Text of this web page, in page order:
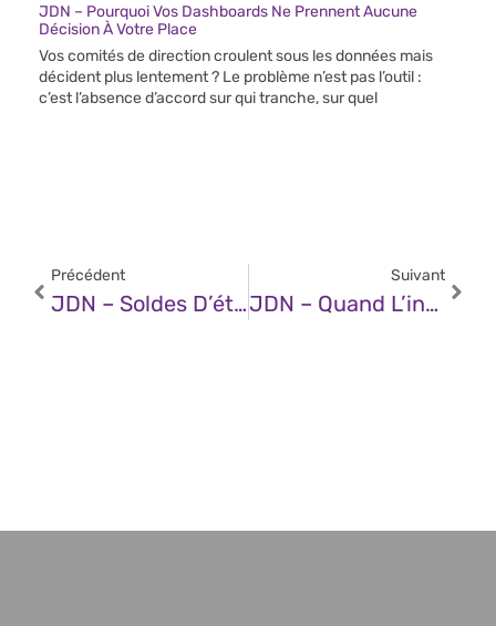
JDN – Pourquoi Vos Dashboards Ne Prennent Aucune
Décision À Votre Place
Vos comités de direction croulent sous les données mais
décident plus lentement ? Le problème n’est pas l’outil :
c’est l’absence d’accord sur qui tranche, sur quel
Précédent
JDN – Soldes D’été : L’occasion Idéale Pour Renforcer Son Hygiène Numérique
Suivant
JDN – Quand L’informatique Quantique Redéfinit Les Risques Cyber